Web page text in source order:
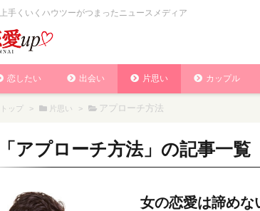
手くいくハウツーがつまったニュースメディア
恋したい 出会い 片思い カップル
トップ > 片思い > アプローチ方法
「 アプローチ方法」の記事一覧
女の恋愛は諦めな